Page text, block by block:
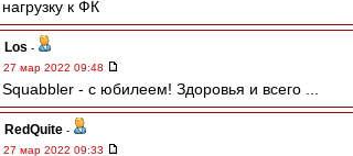
нагрузку к ФК
Los -
27 мар 2022 09:48
Squabbler - с юбилеем! Здоровья и всего ...
RedQuite -
27 мар 2022 09:33